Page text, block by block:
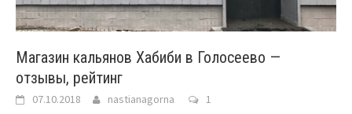
Магазин кальянов Хабиби в Голосеево —
отзывы, рейтинг
07.10.2018 nastianagorna 1